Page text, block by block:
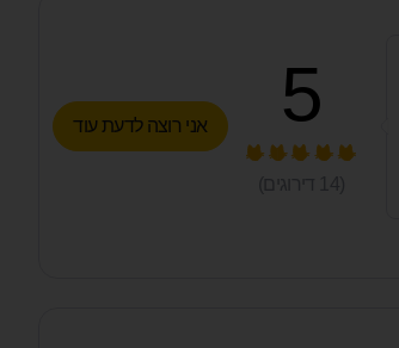
5 אני רוצה לדעת עוד